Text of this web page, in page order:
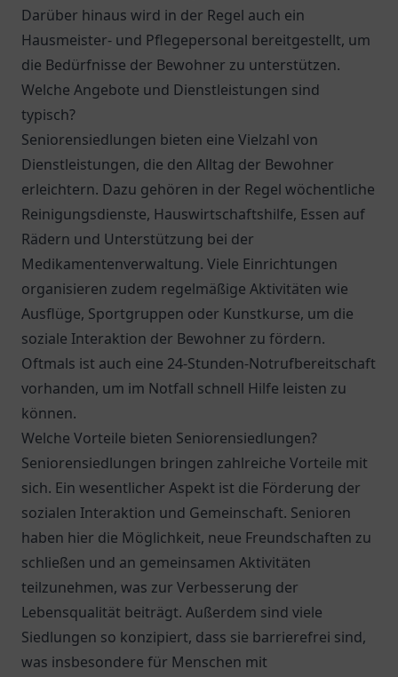
Darüber hinaus wird in der Regel auch ein
Hausmeister- und Pflegepersonal bereitgestellt, um
die Bedürfnisse der Bewohner zu unterstützen.
Welche Angebote und Dienstleistungen sind
typisch?
Seniorensiedlungen bieten eine Vielzahl von
Dienstleistungen, die den Alltag der Bewohner
erleichtern. Dazu gehören in der Regel wöchentliche
Reinigungsdienste, Hauswirtschaftshilfe, Essen auf
Rädern und Unterstützung bei der
Medikamentenverwaltung. Viele Einrichtungen
organisieren zudem regelmäßige Aktivitäten wie
Ausflüge, Sportgruppen oder Kunstkurse, um die
soziale Interaktion der Bewohner zu fördern.
Oftmals ist auch eine 24-Stunden-Notrufbereitschaft
vorhanden, um im Notfall schnell Hilfe leisten zu
können.
Welche Vorteile bieten Seniorensiedlungen?
Seniorensiedlungen bringen zahlreiche Vorteile mit
sich. Ein wesentlicher Aspekt ist die Förderung der
sozialen Interaktion und Gemeinschaft. Senioren
haben hier die Möglichkeit, neue Freundschaften zu
schließen und an gemeinsamen Aktivitäten
teilzunehmen, was zur Verbesserung der
Lebensqualität beiträgt. Außerdem sind viele
Siedlungen so konzipiert, dass sie barrierefrei sind,
was insbesondere für Menschen mit